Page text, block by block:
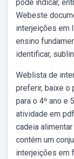
pode indicar,
Webeste
interjeições em
ensino
identificar,
Weblista de
preferir, baixe o
para o 4º ano e
atividade em
cadeia
contém um
interjeições em